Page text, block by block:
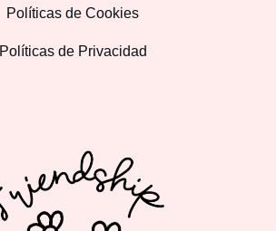
Políticas de Cookies
Políticas de Privacidad